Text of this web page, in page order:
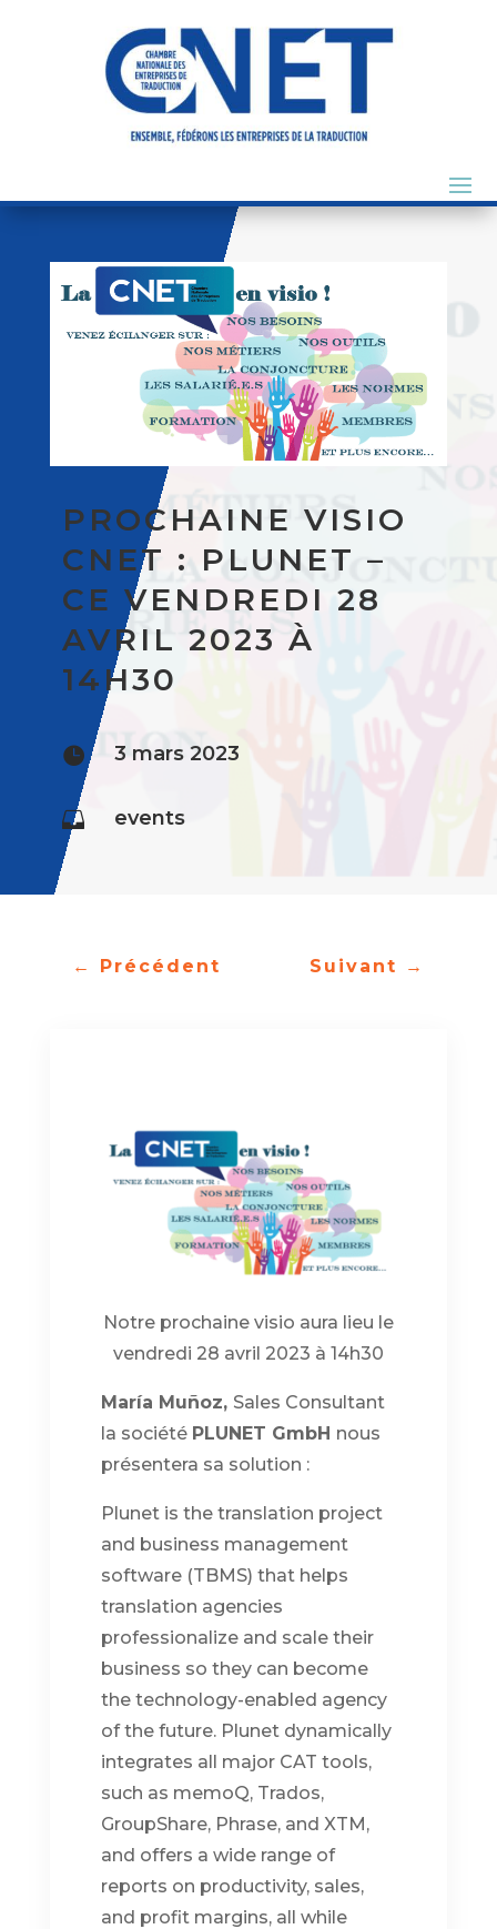
PROCHAINE VISIO
CNET : PLUNET –
CE VENDREDI 28
AVRIL 2023 À
14H30
 3 mars 2023
 events
← Précédent Suivant →
Notre prochaine visio aura lieu le
vendredi 28 avril 2023 à 14h30
María Muñoz, Sales Consultant
la société PLUNET GmbH nous
présentera sa solution :
Plunet is the translation project
and business management
software (TBMS) that helps
translation agencies
professionalize and scale their
business so they can become
the technology-enabled agency
of the future. Plunet dynamically
integrates all major CAT tools,
such as memoQ, Trados,
GroupShare, Phrase, and XTM,
and offers a wide range of
reports on productivity, sales,
and profit margins, all while